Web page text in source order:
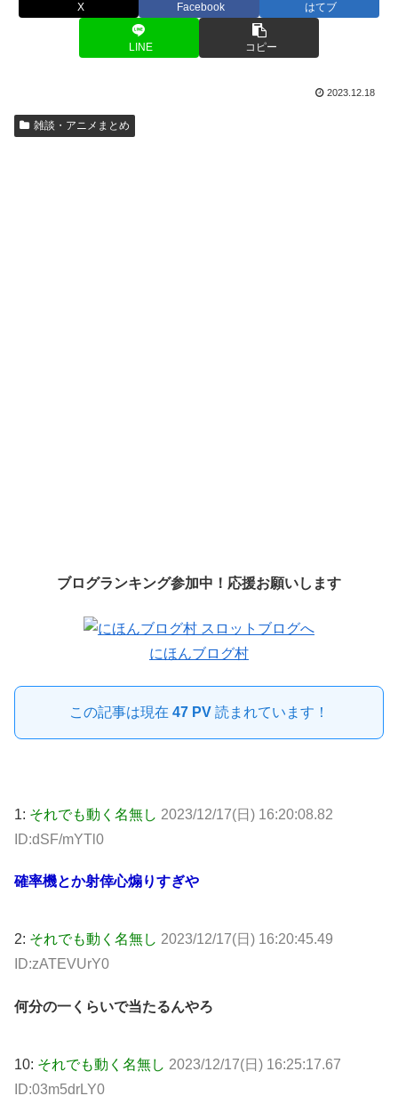
X Facebook はてブ
LINE コピー
2023.12.18
雑談・アニメまとめ
ブログランキング参加中！応援お願いします
にほんブログ村
この記事は現在 47 PV 読まれています！
1: それでも動く名無し 2023/12/17(日) 16:20:08.82
ID:dSF/mYTl0
確率機とか射倖心煽りすぎや
2: それでも動く名無し 2023/12/17(日) 16:20:45.49
ID:zATEVUrY0
何分の一くらいで当たるんやろ
10: それでも動く名無し 2023/12/17(日) 16:25:17.67
ID:03m5drLY0